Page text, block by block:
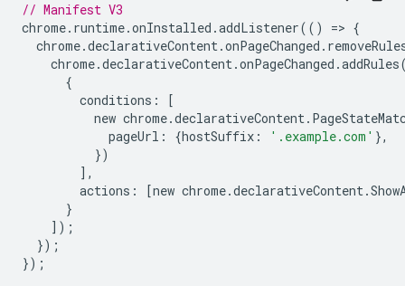
// Manifest V3
chrome. runtime.onInstalled .addListener(() => {
chrome.declarativeContent.onPageChanged .
chrome.declarativeContent.onPageChanged .addRules
{
conditions :
[
new chrome.declarativeContent.
pageUrl : {hostSuffix : '.example.com' },
})
],
actions : [new chrome.declarativeContent.
}
]);
});
});